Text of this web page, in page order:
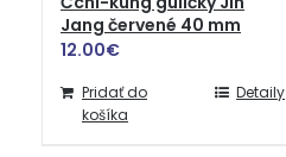
Jang červené 40 mm
12.00€
Pridať do
košíka
Detaily